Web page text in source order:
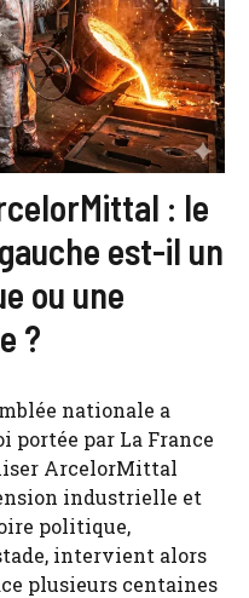
: le
est-il un
ou une
?
nationale a
portée par La France
ArcelorMittal
industrielle et
politique,
intervient alors
plusieurs centaines